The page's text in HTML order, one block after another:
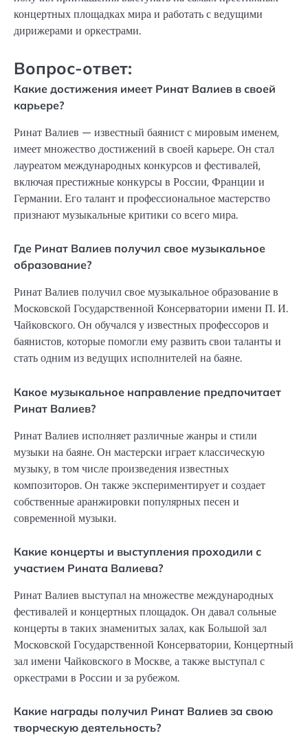
концертных площадках мира и работать с ведущими
дирижерами и оркестрами.
Вопрос-ответ:
Какие достижения имеет Ринат Валиев в своей
карьере?
Ринат Валиев — известный баянист с мировым именем,
имеет множество достижений в своей карьере. Он стал
лауреатом международных конкурсов и фестивалей,
включая престижные конкурсы в России, Франции и
Германии. Его талант и профессиональное мастерство
признают музыкальные критики со всего мира.
Где Ринат Валиев получил свое музыкальное
образование?
Ринат Валиев получил свое музыкальное образование в
Московской Государственной Консерватории имени П. И.
Чайковского. Он обучался у известных профессоров и
баянистов, которые помогли ему развить свои таланты и
стать одним из ведущих исполнителей на баяне.
Какое музыкальное направление предпочитает
Ринат Валиев?
Ринат Валиев исполняет различные жанры и стили
музыки на баяне. Он мастерски играет классическую
музыку, в том числе произведения известных
композиторов. Он также экспериментирует и создает
собственные аранжировки популярных песен и
современной музыки.
Какие концерты и выступления проходили с
участием Рината Валиева?
Ринат Валиев выступал на множестве международных
фестивалей и концертных площадок. Он давал сольные
концерты в таких знаменитых залах, как Большой зал
Московской Государственной Консерватории, Концертный
зал имени Чайковского в Москве, а также выступал с
оркестрами в России и за рубежом.
Какие награды получил Ринат Валиев за свою
творческую деятельность?